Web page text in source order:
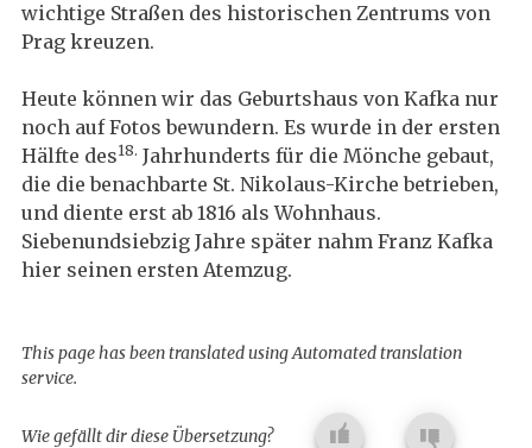
wichtige Straßen des historischen Zentrums von
Prag kreuzen.
Heute können wir das Geburtshaus von Kafka nur
noch auf Fotos bewundern. Es wurde in der ersten
Hälfte des18. Jahrhunderts für die Mönche gebaut,
die die benachbarte St. Nikolaus-Kirche betrieben,
und diente erst ab 1816 als Wohnhaus.
Siebenundsiebzig Jahre später nahm Franz Kafka
hier seinen ersten Atemzug.
This page has been translated using Automated translation
service.
Wie gefällt dir diese Übersetzung?